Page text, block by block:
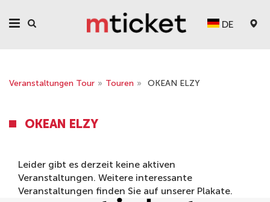
DE
Veranstaltungen Tour » Touren » OKEAN ELZY
OKEAN ELZY
Leider gibt es derzeit keine aktiven
Veranstaltungen. Weitere interessante
Veranstaltungen finden Sie auf unserer Plakate.